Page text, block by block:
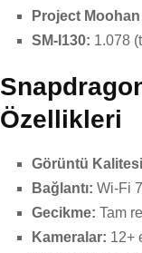
Project Moohan
SM-I130: 1.078
Özellikleri
Görüntü
Bağlantı: Wi-Fi
Gecikme: Tam
Kameralar: 12+